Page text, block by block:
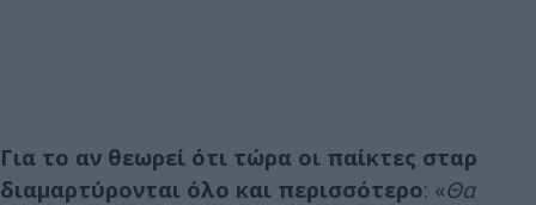
Για το αν θεωρεί ότι τώρα οι παίκτες σταρ
διαμαρτύρονται όλο και περισσότερο: «Θα